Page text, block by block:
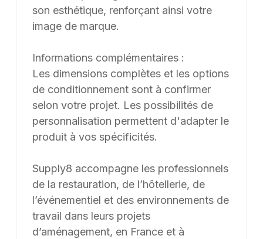
son esthétique, renforçant ainsi votre
image de marque.
Informations complémentaires :
Les dimensions complètes et les options
de conditionnement sont à confirmer
selon votre projet. Les possibilités de
personnalisation permettent d'adapter le
produit à vos spécificités.
Supply8 accompagne les professionnels
de la restauration, de l’hôtellerie, de
l’événementiel et des environnements de
travail dans leurs projets
d’aménagement, en France et à